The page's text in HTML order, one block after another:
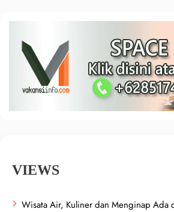
VIEWS
Wisata Air, Kuliner dan Menginap